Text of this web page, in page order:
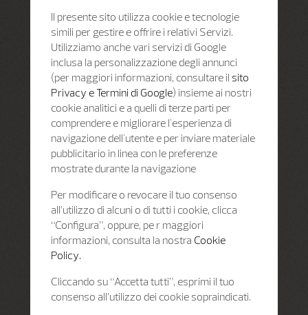
Il presente sito utilizza cookie e tecnologie
simili per gestire e offrire i relativi Servizi.
Utilizziamo anche vari servizi di Google
inclusa la personalizzazione degli annunci
(per maggiori informazioni, consultare il sito
Privacy e Termini di Google) insieme ai nostri
cookie analitici e a quelli di terze parti per
comprendere e migliorare l'esperienza di
navigazione dell'utente e per inviare materiale
pubblicitario in linea con le preferenze
mostrate durante la navigazione
Per modificare o revocare il tuo consenso
all’utilizzo di alcuni o di tutti i cookie, clicca
“Configura”, oppure, pe r maggiori
informazioni, consulta la nostra Cookie
Policy.
Cliccando su “Accetta tutti”, esprimi il tuo
consenso all’utilizzo dei cookie sopraindicati.